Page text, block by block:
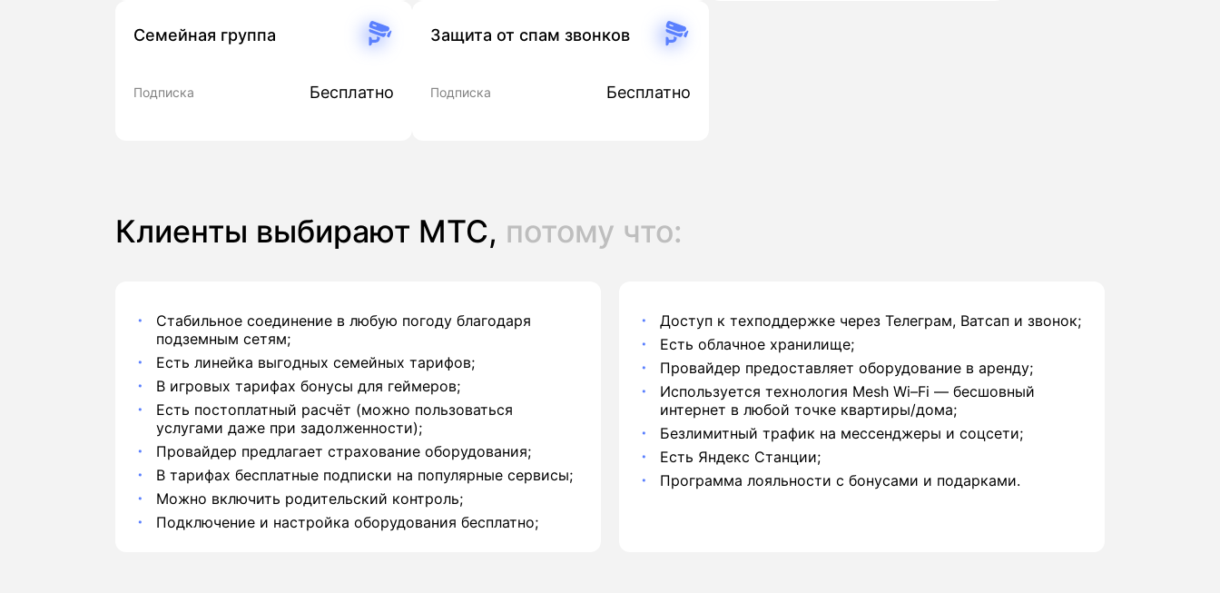
Семейная группа
Подписка Бесплатно
Защита от спам звонков
Подписка Бесплатно
Клиенты выбирают МТС, потому что:
Стабильное соединение в любую погоду благодаря
подземным сетям;
Есть линейка выгодных семейных тарифов;
В игровых тарифах бонусы для геймеров;
Есть постоплатный расчёт (можно пользоваться
услугами даже при задолженности);
Провайдер предлагает страхование оборудования;
В тарифах бесплатные подписки на популярные сервисы;
Можно включить родительский контроль;
Подключение и настройка оборудования бесплатно;
Доступ к техподдержке через Телеграм, Ватсап и звонок;
Есть облачное хранилище;
Провайдер предоставляет оборудование в аренду;
Используется технология Mesh Wi–Fi ― бесшовный
интернет в любой точке квартиры/дома;
Безлимитный трафик на мессенджеры и соцсети;
Есть Яндекс Станции;
Программа лояльности с бонусами и подарками.